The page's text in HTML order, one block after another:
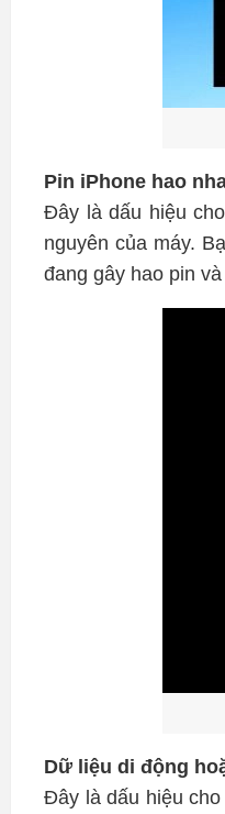
Pin iPhone hao
Đây là dấu hiệu
nguyên của máy.
đang gây hao pin
Dữ liệu di động
Đây là dấu hiệu